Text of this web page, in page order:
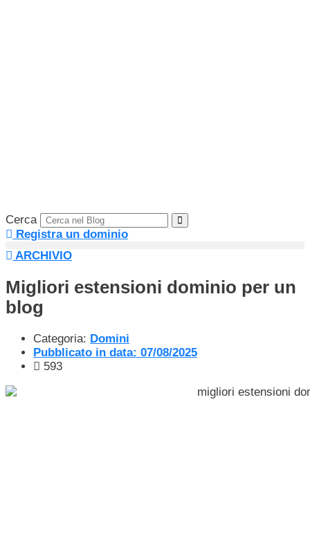
Cerca
Registra un dominio
ARCHIVIO
Migliori estensioni dominio per un
blog
Categoria: Domini
Pubblicato in data: 07/08/2025
593